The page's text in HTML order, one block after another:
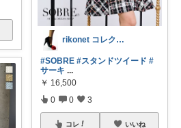
rikonet コレクション整理中
#SOBRE #スタンドツイード #
サーキ ...
￥ 16,500
0 0 3
コレ いいね